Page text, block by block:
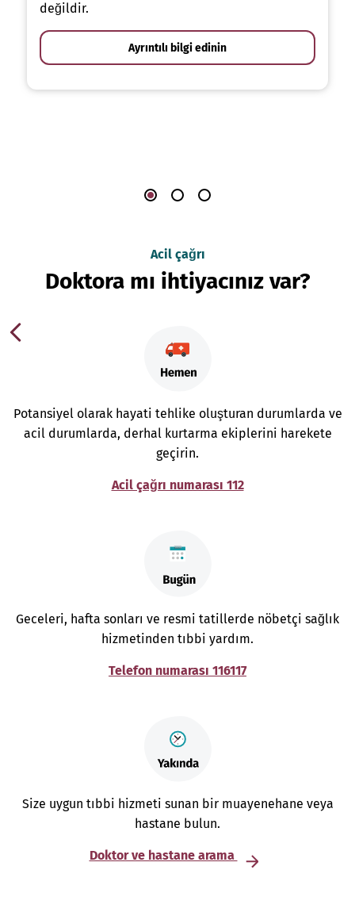
değildir.
Ayrıntılı bilgi edinin
Acil çağrı
Doktora mı ihtiyacınız var?
Potansiyel olarak hayati tehlike oluşturan durumlarda ve
acil durumlarda, derhal kurtarma ekiplerini harekete
geçirin.
Acil çağrı numarası 112
Geceleri, hafta sonları ve resmi tatillerde nöbetçi sağlık
hizmetinden tıbbi yardım.
Telefon numarası 116117
Size uygun tıbbi hizmeti sunan bir muayenehane veya
hastane bulun.
Doktor ve hastane arama